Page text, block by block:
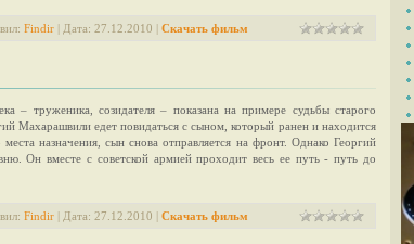
Findir | Дата: 27.12.2010 | Скачать фильм
– труженика, созидателя – показана на примере судьбы старого
Махарашвили едет повидаться с сыном, который ранен и находится
назначения, сын снова отправляется на фронт. Однако Георгий
Он вместе с советской армией проходит весь ее путь - путь до
Findir | Дата: 27.12.2010 | Скачать фильм